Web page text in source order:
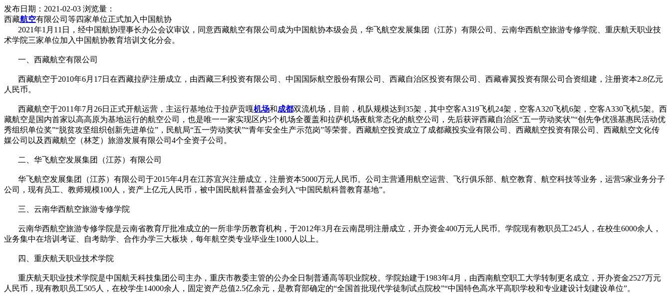
发布日期：2021-02-03 浏览量：
西藏航空有限公司等四家单位正式加入中国航协
2021年1月11日，经中国航协理事长办公会议审议，同意西藏航空有限公司成为中国航协本级会员，华飞航空发展集团（江苏）有限公司、云南华西航空旅游专修学院、重庆航天职业技
术学院三家单位加入中国航协教育培训文化分会。
一、西藏航空有限公司
西藏航空于2010年6月17日在西藏拉萨注册成立，由西藏三利投资有限公司、中国国际航空股份有限公司、西藏自治区投资有限公司、西藏睿翼投资有限公司合资组建，注册资本2.8亿元
人民币。
西藏航空于2011年7月26日正式开航运营，主运行基地位于拉萨贡嘎机场和成都双流机场，目前，机队规模达到35架，其中空客A319飞机24架，空客A320飞机6架，空客A330飞机5架。西
藏航空是国内首家以高高原为基地运行的航空公司，也是唯一一家实现区内5个机场全覆盖和拉萨机场夜航常态化的航空公司，先后获评西藏自治区“五一劳动奖状”“创先争优强基惠民活动优
秀组织单位奖”“脱贫攻坚组织创新先进单位”，民航局“五一劳动奖状”“青年安全生产示范岗”等荣誉。西藏航空投资成立了成都藏投实业有限公司、西藏航空投资有限公司、西藏航空文化传
媒公司以及西藏航空（林芝）旅游发展有限公司4个全资子公司。
二、华飞航空发展集团（江苏）有限公司
华飞航空发展集团（江苏）有限公司于2015年4月在江苏宜兴注册成立，注册资本5000万元人民币。公司主营通用航空运营、飞行俱乐部、航空教育、航空科技等业务，运营5家业务分子
公司，现有员工、教师规模100人，资产上亿元人民币，被中国民航科普基金会列入“中国民航科普教育基地”。
三、云南华西航空旅游专修学院
云南华西航空旅游专修学院是云南省教育厅批准成立的一所非学历教育机构，于2012年3月在云南昆明注册成立，开办资金400万元人民币。学院现有教职员工245人，在校生6000余人，
业务集中在培训考证、自考助学、合作办学三大板块，每年航空类专业毕业生1000人以上。
四、重庆航天职业技术学院
重庆航天职业技术学院是中国航天科技集团公司主办，重庆市教委主管的公办全日制普通高等职业院校。学院始建于1983年4月，由西南航空职工大学转制更名成立，开办资金2527万元
人民币，现有教职员工505人，在校学生14000余人，固定资产总值2.5亿余元，是教育部确定的“全国首批现代学徒制试点院校”“中国特色高水平高职学校和专业建设计划建设单位”。